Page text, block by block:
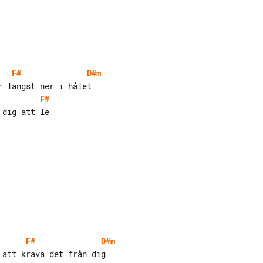
F#
D#m
F#
F#
D#m